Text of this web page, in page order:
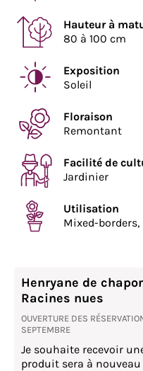
Hauteur à
80 à 100 cm
Exposition
Soleil
Floraison
Remontant
Facilité de
Jardinier
Utilisation
Mixed-
Henryane de
Racines nues
OUVERTURE DES
SEPTEMBRE
Je souhaite recevoir
produit sera à